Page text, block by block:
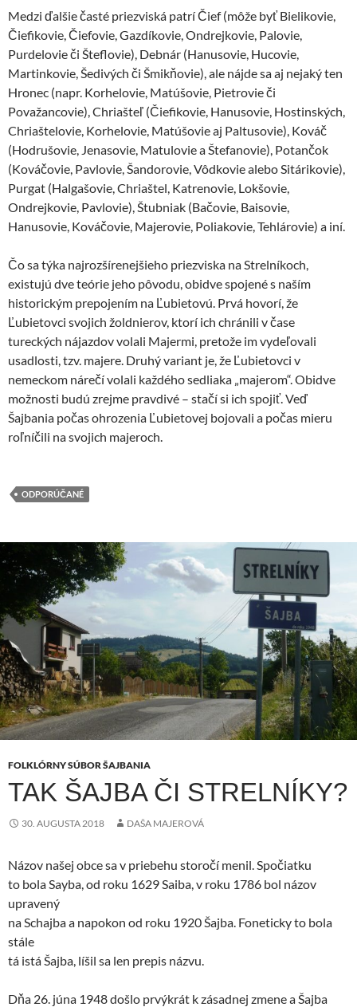
Medzi ďalšie časté priezviská patrí Čief (môže byť Bielikovie,
Čiefikovie, Čiefovie, Gazdíkovie, Ondrejkovie, Palovie,
Purdelovie či Šteflovie), Debnár (Hanusovie, Hucovie,
Martinkovie, Šedivých či Šmikňovie), ale nájde sa aj nejaký ten
Hronec (napr. Korhelovie, Matúšovie, Pietrovie či
Považancovie), Chriašteľ (Čiefikovie, Hanusovie, Hostinských,
Chriaštelovie, Korhelovie, Matúšovie aj Paltusovie), Kováč
(Hodrušovie, Jenasovie, Matulovie a Štefanovie), Potančok
(Kováčovie, Pavlovie, Šandorovie, Vôdkovie alebo Sitárikovie),
Purgat (Halgašovie, Chriaštel, Katrenovie, Lokšovie,
Ondrejkovie, Pavlovie), Štubniak (Bačovie, Baisovie,
Hanusovie, Kováčovie, Majerovie, Poliakovie, Tehlárovie) a iní.
Čo sa týka najrozšírenejšieho priezviska na Strelníkoch,
existujú dve teórie jeho pôvodu, obidve spojené s naším
historickým prepojením na Ľubietovú. Prvá hovorí, že
Ľubietovci svojich žoldnierov, ktorí ich chránili v čase
tureckých nájazdov volali Majermi, pretože im vydeľovali
usadlosti, tzv. majere. Druhý variant je, že Ľubietovci v
nemeckom nárečí volali každého sedliaka „majerom“. Obidve
možnosti budú zrejme pravdivé – stačí si ich spojiť. Veď
Šajbania počas ohrozenia Ľubietovej bojovali a počas mieru
roľníčili na svojich majeroch.
ODPORÚČANÉ
FOLKLÓRNY SÚBOR ŠAJBANIA
TAK ŠAJBA ČI STRELNÍKY?
30. AUGUSTA 2018 DAŠA MAJEROVÁ
Názov našej obce sa v priebehu storočí menil. Spočiatku
to bola Sayba, od roku 1629 Saiba, v roku 1786 bol názov
upravený
na Schajba a napokon od roku 1920 Šajba. Foneticky to bola
stále
tá istá Šajba, líšil sa len prepis názvu.
Dňa 26. júna 1948 došlo prvýkrát k zásadnej zmene a Šajba